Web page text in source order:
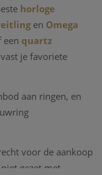
horloge
en Omega
een quartz
je favoriete
aan ringen, en
voor de aankoop
gezet met